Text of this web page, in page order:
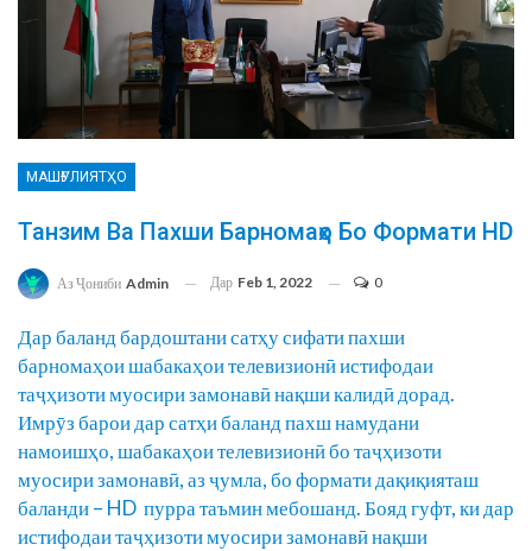
МАШҒУЛИЯТҲО
Танзим Ва Пахши Барномаҳо Бо Формати HD
Аз Ҷониби Admin Дар Feb 1, 2022 0
Дар баланд бардоштани сатҳу сифати пахши
барномаҳои шабакаҳои телевизионӣ истифодаи
таҷҳизоти муосири замонавӣ нақши калидӣ дорад.
Имрӯз барои дар сатҳи баланд пахш намудани
намоишҳо, шабакаҳои телевизионӣ бо таҷҳизоти
муосири замонавӣ, аз ҷумла, бо формати дақиқияташ
баланди – HD пурра таъмин мебошанд. Бояд гуфт, ки дар
истифодаи таҷҳизоти муосири замонавӣ нақши